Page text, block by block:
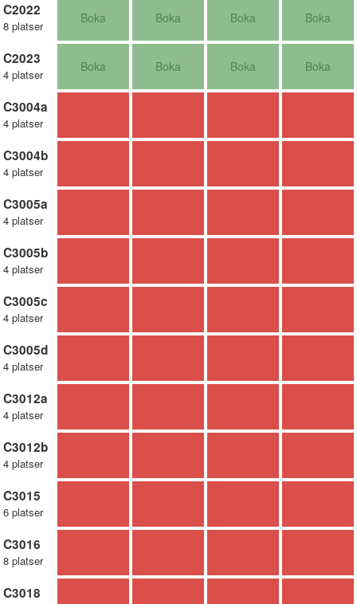
C2022
8 platser
Boka Boka Boka Boka
C2023
4 platser
Boka Boka Boka Boka
C3004a
4 platser
C3004b
4 platser
C3005a
4 platser
C3005b
4 platser
C3005c
4 platser
C3005d
4 platser
C3012a
4 platser
C3012b
4 platser
C3015
6 platser
C3016
8 platser
C3018